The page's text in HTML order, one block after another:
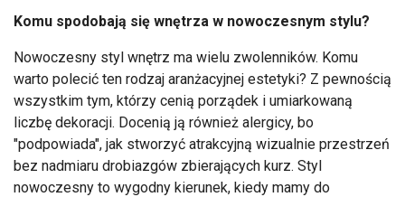
Komu spodobają się wnętrza w nowoczesnym stylu?
Nowoczesny styl wnętrz ma wielu zwolenników. Komu
warto polecić ten rodzaj aranżacyjnej estetyki? Z pewnością
wszystkim tym, którzy cenią porządek i umiarkowaną
liczbę dekoracji. Docenią ją również alergicy, bo
"podpowiada", jak stworzyć atrakcyjną wizualnie przestrzeń
bez nadmiaru drobiazgów zbierających kurz. Styl
nowoczesny to wygodny kierunek, kiedy mamy do